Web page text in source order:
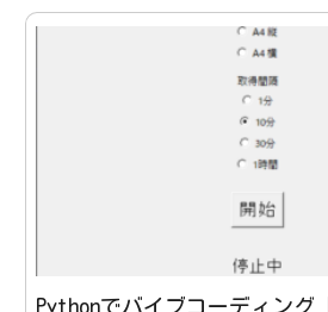
Pythonでバイブコーディング